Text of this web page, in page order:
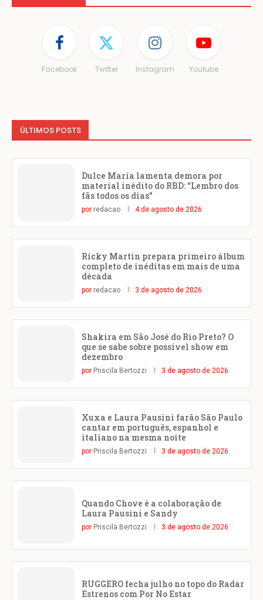
Facebook Twitter Instagram Youtube
ÚLTIMOS POSTS
Dulce María lamenta demora por
material inédito do RBD: “Lembro dos
fãs todos os dias”
por redacao 4 de agosto de 2026
Ricky Martin prepara primeiro álbum
completo de inéditas em mais de uma
década
por redacao 3 de agosto de 2026
Shakira em São José do Rio Preto? O
que se sabe sobre possível show em
dezembro
por Priscila Bertozzi 3 de agosto de 2026
Xuxa e Laura Pausini farão São Paulo
cantar em português, espanhol e
italiano na mesma noite
por Priscila Bertozzi 3 de agosto de 2026
Quando Chove é a colaboração de
Laura Pausini e Sandy
por Priscila Bertozzi 3 de agosto de 2026
RUGGERO fecha julho no topo do Radar
Estrenos com Por No Estar